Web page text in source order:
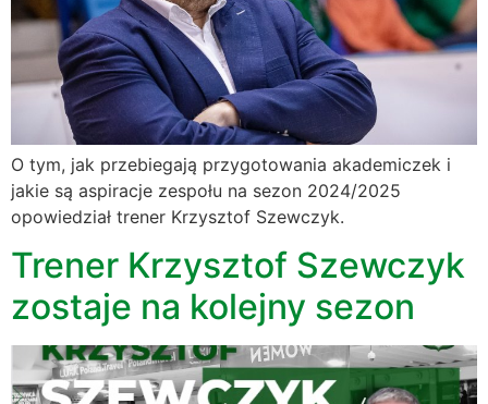
O tym, jak przebiegają przygotowania akademiczek i
jakie są aspiracje zespołu na sezon 2024/2025
opowiedział trener Krzysztof Szewczyk.
Trener Krzysztof Szewczyk
zostaje na kolejny sezon